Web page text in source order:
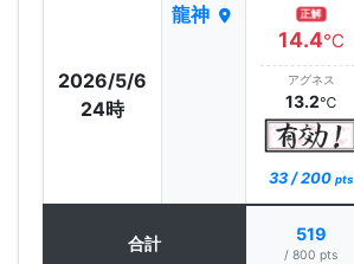
2026/5/6
24時
龍神 正解
14.4℃
アグネス
13.2℃
33 / 200 pts
合計 519
/ 800 pts